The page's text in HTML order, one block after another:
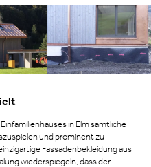
in Elm sämtliche
und prominent zu
Fassadenbekleidung aus
wiederspiegeln, dass der